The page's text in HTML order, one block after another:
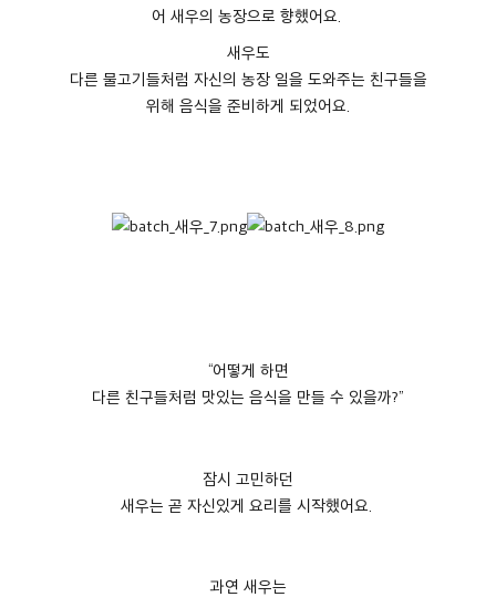
어 새우의 농장으로 향했어요
새우도
다른 물고기들처럼 자신의 농장 일을 도와주는 친구들을
위해 음식을 준비하게 되었어요
“어떻게 하면
다른 친구들처럼 맛있는 음식을 만들 수 있을까?”
잠시 고민하던
새우는 곧 자신있게 요리를 시작했어요
과연 새우는